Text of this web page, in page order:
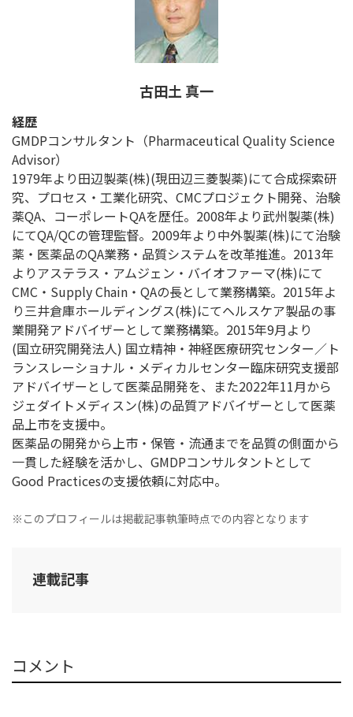
古田土 真一
経歴
GMDPコンサルタント（Pharmaceutical Quality Science
Advisor）
1979年より田辺製薬(株)(現田辺三菱製薬)にて合成探索研
究、プロセス・工業化研究、CMCプロジェクト開発、治験
薬QA、コーポレートQAを歴任。2008年より武州製薬(株)
にてQA/QCの管理監督。2009年より中外製薬(株)にて治験
薬・医薬品のQA業務・品質システムを改革推進。2013年
よりアステラス・アムジェン・バイオファーマ(株)にて
CMC・Supply Chain・QAの長として業務構築。2015年よ
り三井倉庫ホールディングス(株)にてヘルスケア製品の事
業開発アドバイザーとして業務構築。2015年9月より
(国立研究開発法人) 国立精神・神経医療研究センター／ト
ランスレーショナル・メディカルセンター臨床研究支援部
アドバイザーとして医薬品開発を、また2022年11月から
ジェダイトメディスン(株)の品質アドバイザーとして医薬
品上市を支援中。
医薬品の開発から上市・保管・流通までを品質の側面から
一貫した経験を活かし、GMDPコンサルタントとして
Good Practicesの支援依頼に対応中。
※このプロフィールは掲載記事執筆時点での内容となります
連載記事
コメント